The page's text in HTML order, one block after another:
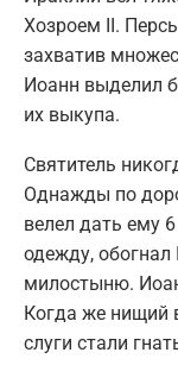
Хозроем II.
захватив
Иоанн выделил
их выкупа.
Святитель
Однажды по
велел дать ему
одежду, обогнал
милостыню.
Когда же нищий
слуги стали